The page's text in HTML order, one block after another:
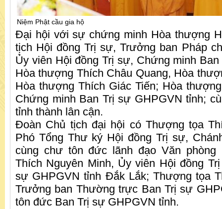
Niệm Phật cầu gia hộ
Đại hội với sự chứng minh Hòa thượng
tịch Hội đồng Trị sự, Trưởng ban Pháp
Ủy viên Hội đồng Trị sự, Chứng minh
Hòa thượng Thích Châu Quang, Hòa
Hòa thượng Thích Giác Tiến; Hòa
Chứng minh Ban Trị sự GHPGVN tỉnh;
tỉnh thành lân cận.
Đoàn Chủ tịch đại hội có Thượng tọa
Phó Tổng Thư ký Hội đồng Trị sự,
cùng chư tôn đức lãnh đạo Văn
Thích Nguyên Minh, Ủy viên Hội đồng
sự GHPGVN tỉnh Đắk Lắk; Thượng tọa
Trưởng ban Thường trực Ban Trị sự
tôn đức Ban Trị sự GHPGVN tỉnh.